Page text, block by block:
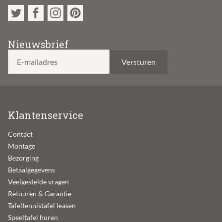
Nieuwsbrief
E-mailadres
Klantenservice
Contact
Montage
Bezorging
Betaalgegevens
Veelgestelde vragen
Retouren & Garantie
Tafeltennistafel leasen
Speeltafel huren